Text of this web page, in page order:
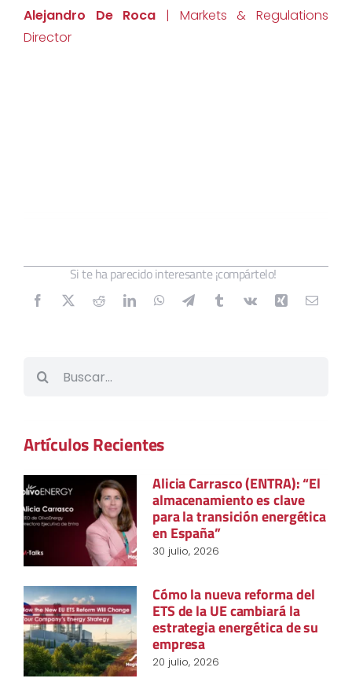
Alejandro De Roca | Markets & Regulations
Director
Si te ha parecido interesante ¡compártelo!
Buscar:
Artículos Recientes
Alicia Carrasco (ENTRA): “El
almacenamiento es clave
para la transición energética
en España”
30 julio, 2026
Cómo la nueva reforma del
ETS de la UE cambiará la
estrategia energética de su
empresa
20 julio, 2026